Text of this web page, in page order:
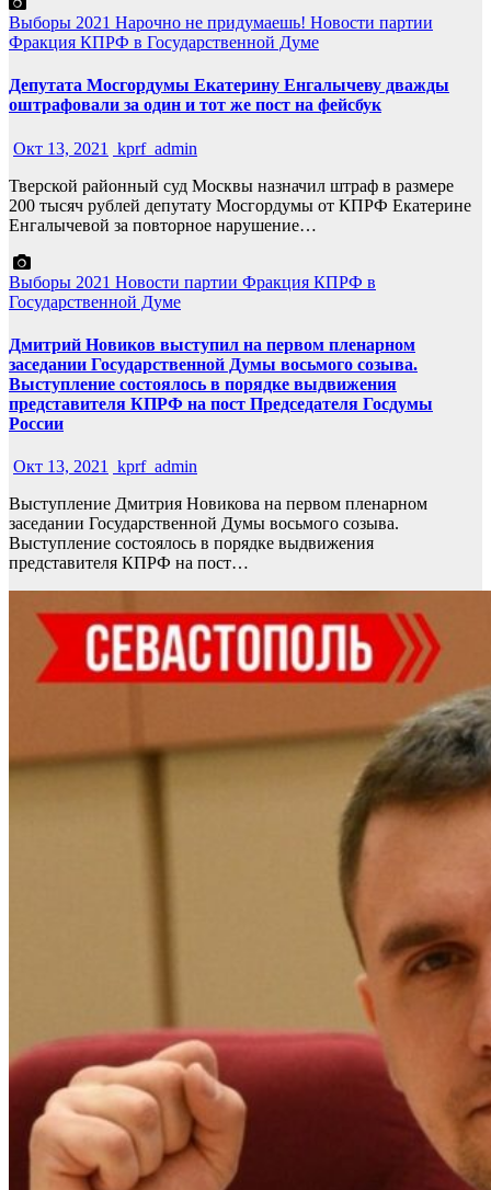
Выборы 2021 Нарочно не придумаешь! Новости партии
Фракция КПРФ в Государственной Думе
Депутата Мосгордумы Екатерину Енгалычеву дважды
оштрафовали за один и тот же пост на фейсбук
Окт 13, 2021
kprf_admin
Тверской районный суд Москвы назначил штраф в размере
200 тысяч рублей депутату Мосгордумы от КПРФ Екатерине
Енгалычевой за повторное нарушение…
Выборы 2021 Новости партии Фракция КПРФ в
Государственной Думе
Дмитрий Новиков выступил на первом пленарном
заседании Государственной Думы восьмого созыва.
Выступление состоялось в порядке выдвижения
представителя КПРФ на пост Председателя Госдумы
России
Окт 13, 2021
kprf_admin
Выступление Дмитрия Новикова на первом пленарном
заседании Государственной Думы восьмого созыва.
Выступление состоялось в порядке выдвижения
представителя КПРФ на пост…